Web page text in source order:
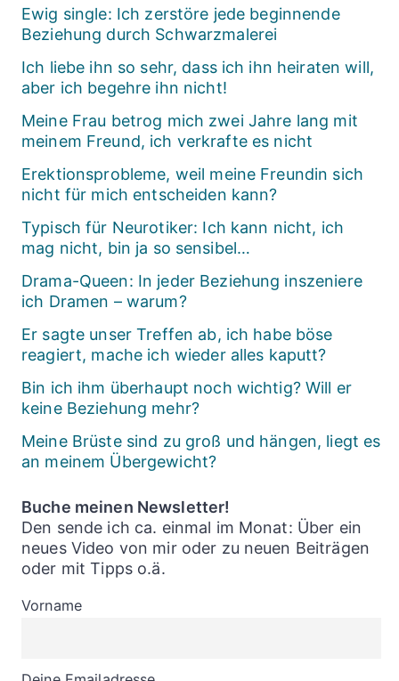
Ewig single: Ich zerstöre jede beginnende
Beziehung durch Schwarzmalerei
Ich liebe ihn so sehr, dass ich ihn heiraten will,
aber ich begehre ihn nicht!
Meine Frau betrog mich zwei Jahre lang mit
meinem Freund, ich verkrafte es nicht
Erektionsprobleme, weil meine Freundin sich
nicht für mich entscheiden kann?
Typisch für Neurotiker: Ich kann nicht, ich
mag nicht, bin ja so sensibel…
Drama-Queen: In jeder Beziehung inszeniere
ich Dramen – warum?
Er sagte unser Treffen ab, ich habe böse
reagiert, mache ich wieder alles kaputt?
Bin ich ihm überhaupt noch wichtig? Will er
keine Beziehung mehr?
Meine Brüste sind zu groß und hängen, liegt es
an meinem Übergewicht?
Buche meinen Newsletter!
Den sende ich ca. einmal im Monat: Über ein
neues Video von mir oder zu neuen Beiträgen
oder mit Tipps o.ä.
Vorname